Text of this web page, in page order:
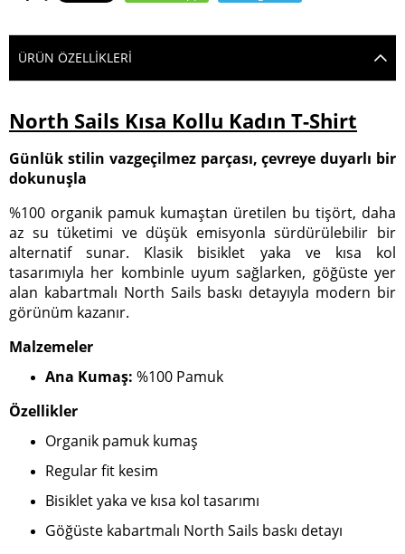
ÜRÜN ÖZELLIKLERI
North Sails Kısa Kollu Kadın T-Shirt
Günlük stilin vazgeçilmez parçası, çevreye duyarlı bir
dokunuşla
%100 organik pamuk kumaştan üretilen bu tişört, daha
az su tüketimi ve düşük emisyonla sürdürülebilir bir
alternatif sunar. Klasik bisiklet yaka ve kısa kol
tasarımıyla her kombinle uyum sağlarken, göğüste yer
alan kabartmalı North Sails baskı detayıyla modern bir
görünüm kazanır.
Malzemeler
Ana Kumaş: %100 Pamuk
Özellikler
Organik pamuk kumaş
Regular fit kesim
Bisiklet yaka ve kısa kol tasarımı
Göğüste kabartmalı North Sails baskı detayı